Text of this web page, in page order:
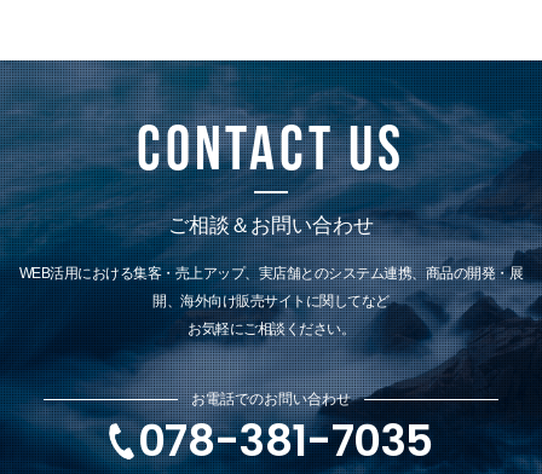
CONTACT US
ご相談＆お問い合わせ
WEB活⽤における集客・売上アップ、実店舗とのシステム連携、商品の開発・展
開、海外向け販売サイトに関してなど
お気軽にご相談ください。
お電話でのお問い合わせ
078-381-7035